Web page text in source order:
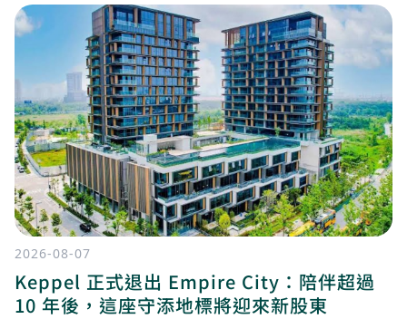
2026-08-07
Keppel 正式退出 Empire City：陪伴超過
10 年後，這座守添地標將迎來新股東